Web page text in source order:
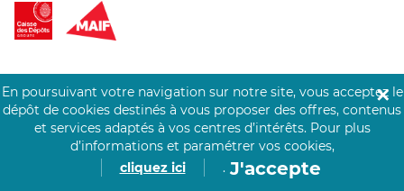
EXPERTS À VOTRE ÉCOUTE
Un besoin de recrutement ? Click&Care vous accompagne par
téléphone 7/7.
Être rappelé aujourd'hui
En poursuivant votre navigation sur notre site, vous acceptez le
dépôt de cookies destinés à vous proposer des offres, contenus
et services adaptés à vos centres d’intérêts. Pour plus
d’informations et paramétrer vos cookies,
cliquez ici
. J'accepte
✕